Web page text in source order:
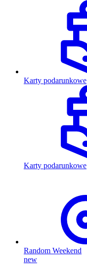
Karty podarunkowe
Karty podarunkowe
Random Weekend
new